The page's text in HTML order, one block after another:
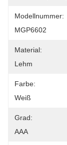
Modellnummer:
MGP6602
Material:
Lehm
Farbe:
Weiß
Grad:
AAA